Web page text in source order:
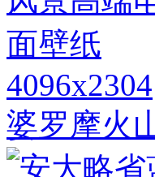
4096x2304
婆罗摩火